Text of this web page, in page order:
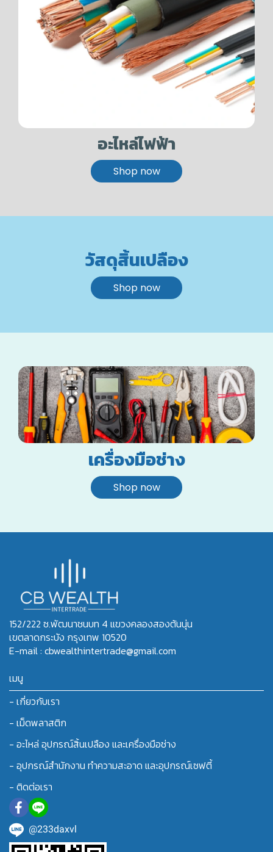
อะไหล่ไฟฟ้า
Shop now
วัสดุสิ้นเปลือง
Shop now
เครื่องมือช่าง
Shop now
152/222 ซ.พัฒนาชนบท 4 แขวงคลองสองต้นนุ่น
เขตลาดกระบัง กรุงเทพ 10520
E-mail : cbwealthintertrade@gmail.com
เมนู
- เกี่ยวกับเรา
- เม็ดพลาสติก
- อะไหล่ อุปกรณ์สิ้นเปลือง และเครื่องมือช่าง
- อุปกรณ์สำนักงาน ทำความสะอาด และอุปกรณ์เซฟตี้
- ติดต่อเรา
@233daxvl